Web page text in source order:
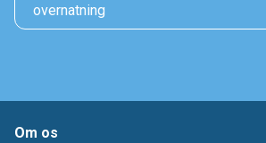
overnatning
Om os